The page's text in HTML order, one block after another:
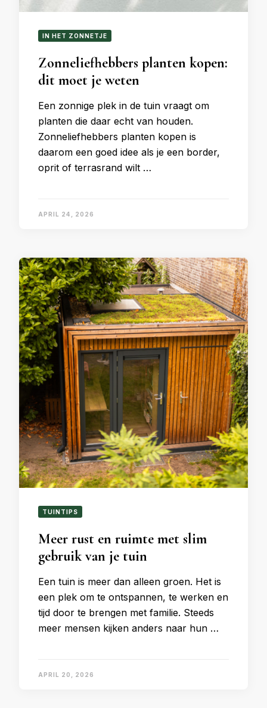
IN HET ZONNETJE
Zonneliefhebbers planten kopen:
dit moet je weten
Een zonnige plek in de tuin vraagt om
planten die daar echt van houden.
Zonneliefhebbers planten kopen is
daarom een goed idee als je een border,
oprit of terrasrand wilt …
APRIL 24, 2026
TUINTIPS
Meer rust en ruimte met slim
gebruik van je tuin
Een tuin is meer dan alleen groen. Het is
een plek om te ontspannen, te werken en
tijd door te brengen met familie. Steeds
meer mensen kijken anders naar hun …
APRIL 20, 2026